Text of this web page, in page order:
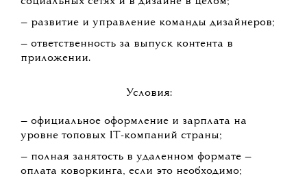
— развитие и управление команды дизайнеров;
— ответственность за выпуск контента в
приложении.
Условия:
— официальное оформление и зарплата на
уровне топовых IT-компаний страны;
— полная занятость в удаленном формате —
оплата коворкинга, если это необходимо;